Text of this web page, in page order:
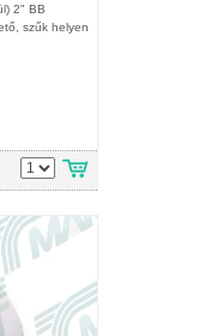
2" BB
szűk helyen